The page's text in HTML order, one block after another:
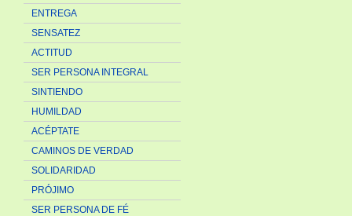
ENTREGA
SENSATEZ
ACTITUD
SER PERSONA INTEGRAL
SINTIENDO
HUMILDAD
ACÉPTATE
CAMINOS DE VERDAD
SOLIDARIDAD
PRÓJIMO
SER PERSONA DE FÉ